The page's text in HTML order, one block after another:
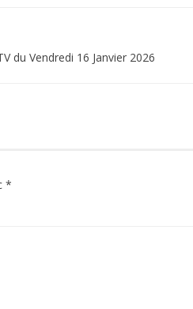
du Vendredi 16 Janvier 2026
*